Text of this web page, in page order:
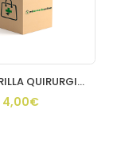
MASCARILLA QUIRURGICA IIR APOSAN BOTIQUIN 10 UNIDADES COLOR
4,00€